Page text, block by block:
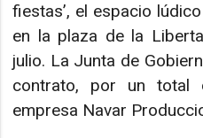
fiestas’, el espacio
en la plaza de la
julio. La Junta de
contrato, por un total
empresa Navar